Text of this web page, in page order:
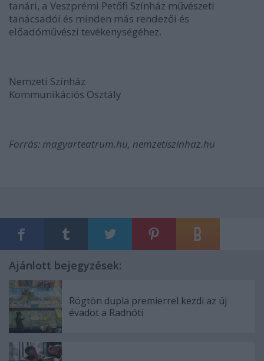
tanári, a Veszprémi Petőfi Színház művészeti
tanácsadói és minden más rendezői és
előadóművészi tevékenységéhez.
Nemzeti Színház
Kommunikációs Osztály
Forrás: magyarteatrum.hu, nemzetiszinhaz.hu
Ajánlott bejegyzések:
Rögtön dupla premierrel kezdi az új
évadot a Radnóti